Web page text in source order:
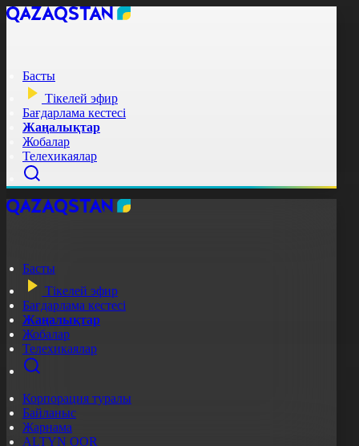
Басты
Тікелей эфир
Бағдарлама кестесі
Жаңалықтар
Жобалар
Телехикаялар
Басты
Тікелей эфир
Бағдарлама кестесі
Жаңалықтар
Жобалар
Телехикаялар
Корпорация туралы
Байланыс
Жарнама
ALTYN QOR